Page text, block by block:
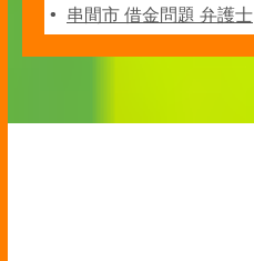
串間市 借金問題 弁護士